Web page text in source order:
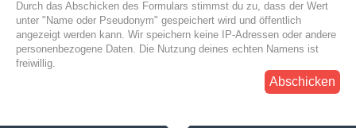
Durch das Abschicken des Formulars stimmst du zu, dass der Wert
unter "Name oder Pseudonym" gespeichert wird und öffentlich
angezeigt werden kann. Wir speichern keine IP-Adressen oder andere
personenbezogene Daten. Die Nutzung deines echten Namens ist
freiwillig.
Abschicken